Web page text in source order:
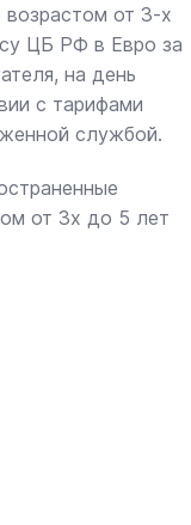
возрастом от 3-х
ЦБ РФ в Евро за
на день
с тарифами
службой.
от 3х до 5 лет